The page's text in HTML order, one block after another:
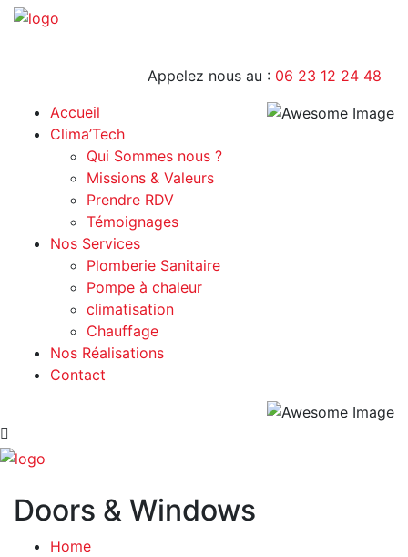
Appelez nous au : 06 23 12 24 48
Accueil
Clima’Tech
Qui Sommes nous ?
Missions & Valeurs
Prendre RDV
Témoignages
Nos Services
Plomberie Sanitaire
Pompe à chaleur
climatisation
Chauffage
Nos Réalisations
Contact
Doors & Windows
Home